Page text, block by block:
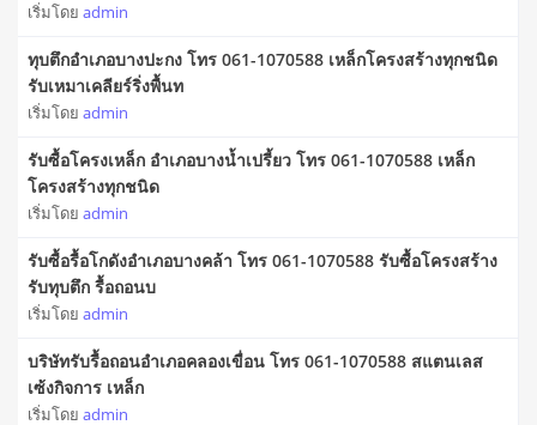
เริ่มโดย admin
ทุบตึกอำเภอบางปะกง โทร 061-1070588 เหล็กโครงสร้างทุกชนิด
รับเหมาเคลียร์ริ่งพื้นท
เริ่มโดย admin
รับซื้อโครงเหล็ก อำเภอบางน้ำเปรี้ยว โทร 061-1070588 เหล็ก
โครงสร้างทุกชนิด
เริ่มโดย admin
รับซื้อรื้อโกดังอำเภอบางคล้า โทร 061-1070588 รับซื้อโครงสร้าง
รับทุบตึก รื้อถอนบ
เริ่มโดย admin
บริษัทรับรื้อถอนอำเภอคลองเขื่อน โทร 061-1070588 สแตนเลส
เซ้งกิจการ เหล็ก
เริ่มโดย admin